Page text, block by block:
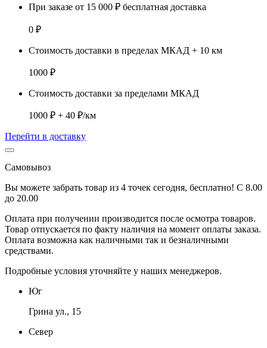
При заказе от 15 000 ₽ бесплатная доставка
0 ₽
Стоимость доставки в пределах МКАД + 10 км
1000 ₽
Стоимость доставки за пределами МКАД
1000 ₽ + 40 ₽/км
Перейти в доставку
Самовывоз
Вы можете забрать товар из 4 точек сегодня, бесплатно! С 8.00
до 20.00
Оплата при получении производится после осмотра товаров.
Товар отпускается по факту наличия на момент оплаты заказа.
Оплата возможна как наличными так и безналичными
средствами.
Подробные условия уточняйте у наших менеджеров.
Юг
Грина ул., 15
Север